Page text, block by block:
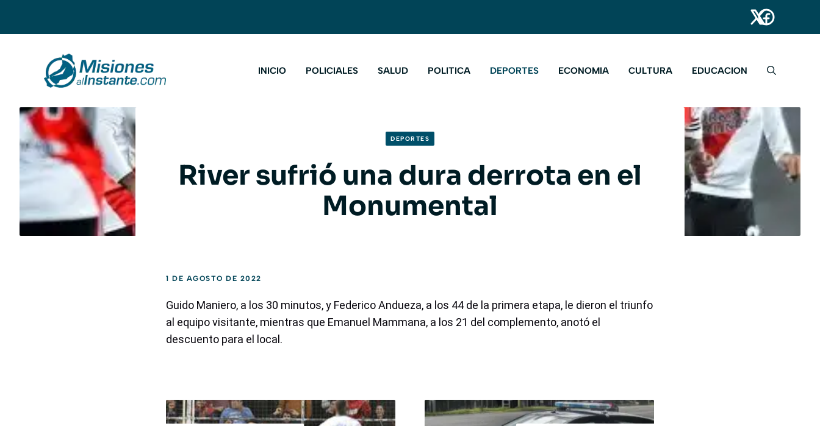
INICIO POLICIALES SALUD POLITICA DEPORTES ECONOMIA CULTURA EDUCACION
DEPORTES
River sufrió una dura derrota en el
Monumental
1 DE AGOSTO DE 2022
Guido Maniero, a los 30 minutos, y Federico Andueza, a los 44 de la primera etapa, le dieron el triunfo
al equipo visitante, mientras que Emanuel Mammana, a los 21 del complemento, anotó el
descuento para el local.